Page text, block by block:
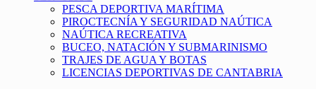
PESCA DEPORTIVA MARÍTIMA
PIROCTECNÍA Y SEGURIDAD NAÚTICA
NAÚTICA RECREATIVA
BUCEO, NATACIÓN Y SUBMARINISMO
TRAJES DE AGUA Y BOTAS
LICENCIAS DEPORTIVAS DE CANTABRIA